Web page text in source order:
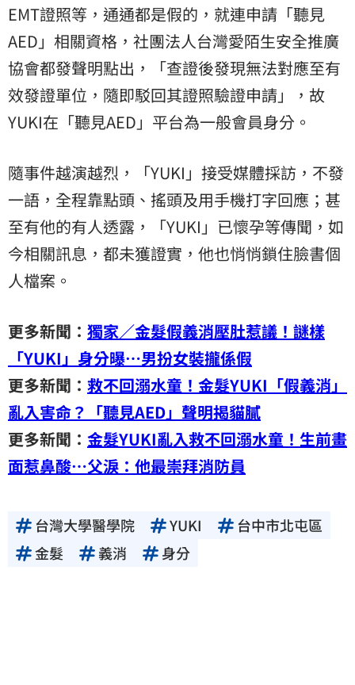
EMT證照等，通通都是假的，就連申請「聽見
AED」相關資格，社團法人台灣愛陌生安全推廣
協會都發聲明點出，「查證後發現無法對應至有
效發證單位，隨即駁回其證照驗證申請」，故
YUKI在「聽見AED」平台為一般會員身分。
隨事件越演越烈，「YUKI」接受媒體採訪，不發
一語，全程靠點頭、搖頭及用手機打字回應；甚
至有他的有人透露，「YUKI」已懷孕等傳聞，如
今相關訊息，都未獲證實，他也悄悄鎖住臉書個
人檔案。
更多新聞： 獨家／金髮假義消壓肚惹議！謎樣
「YUKI」身分曝…男扮女裝攏係假
更多新聞： 救不回溺水童！金髮YUKI「假義消」
亂入害命？「聽見AED」聲明揭貓膩
更多新聞： 金髮YUKI亂入救不回溺水童！生前畫
面惹鼻酸…父淚：他最崇拜消防員
台灣大學醫學院 YUKI
台中市北屯區
金髮
義消 身分